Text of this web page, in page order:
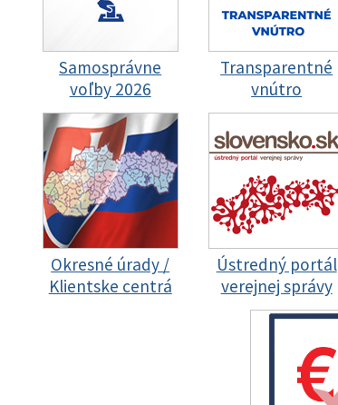
Samosprávne
voľby 2026
Transparentné
vnútro
Okresné úrady /
Klientske centrá
Ústredný portál
verejnej správy